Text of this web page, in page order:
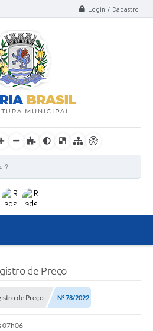
Login / Cadastro
de Preço
de Preço Nº 78/2022
07h06